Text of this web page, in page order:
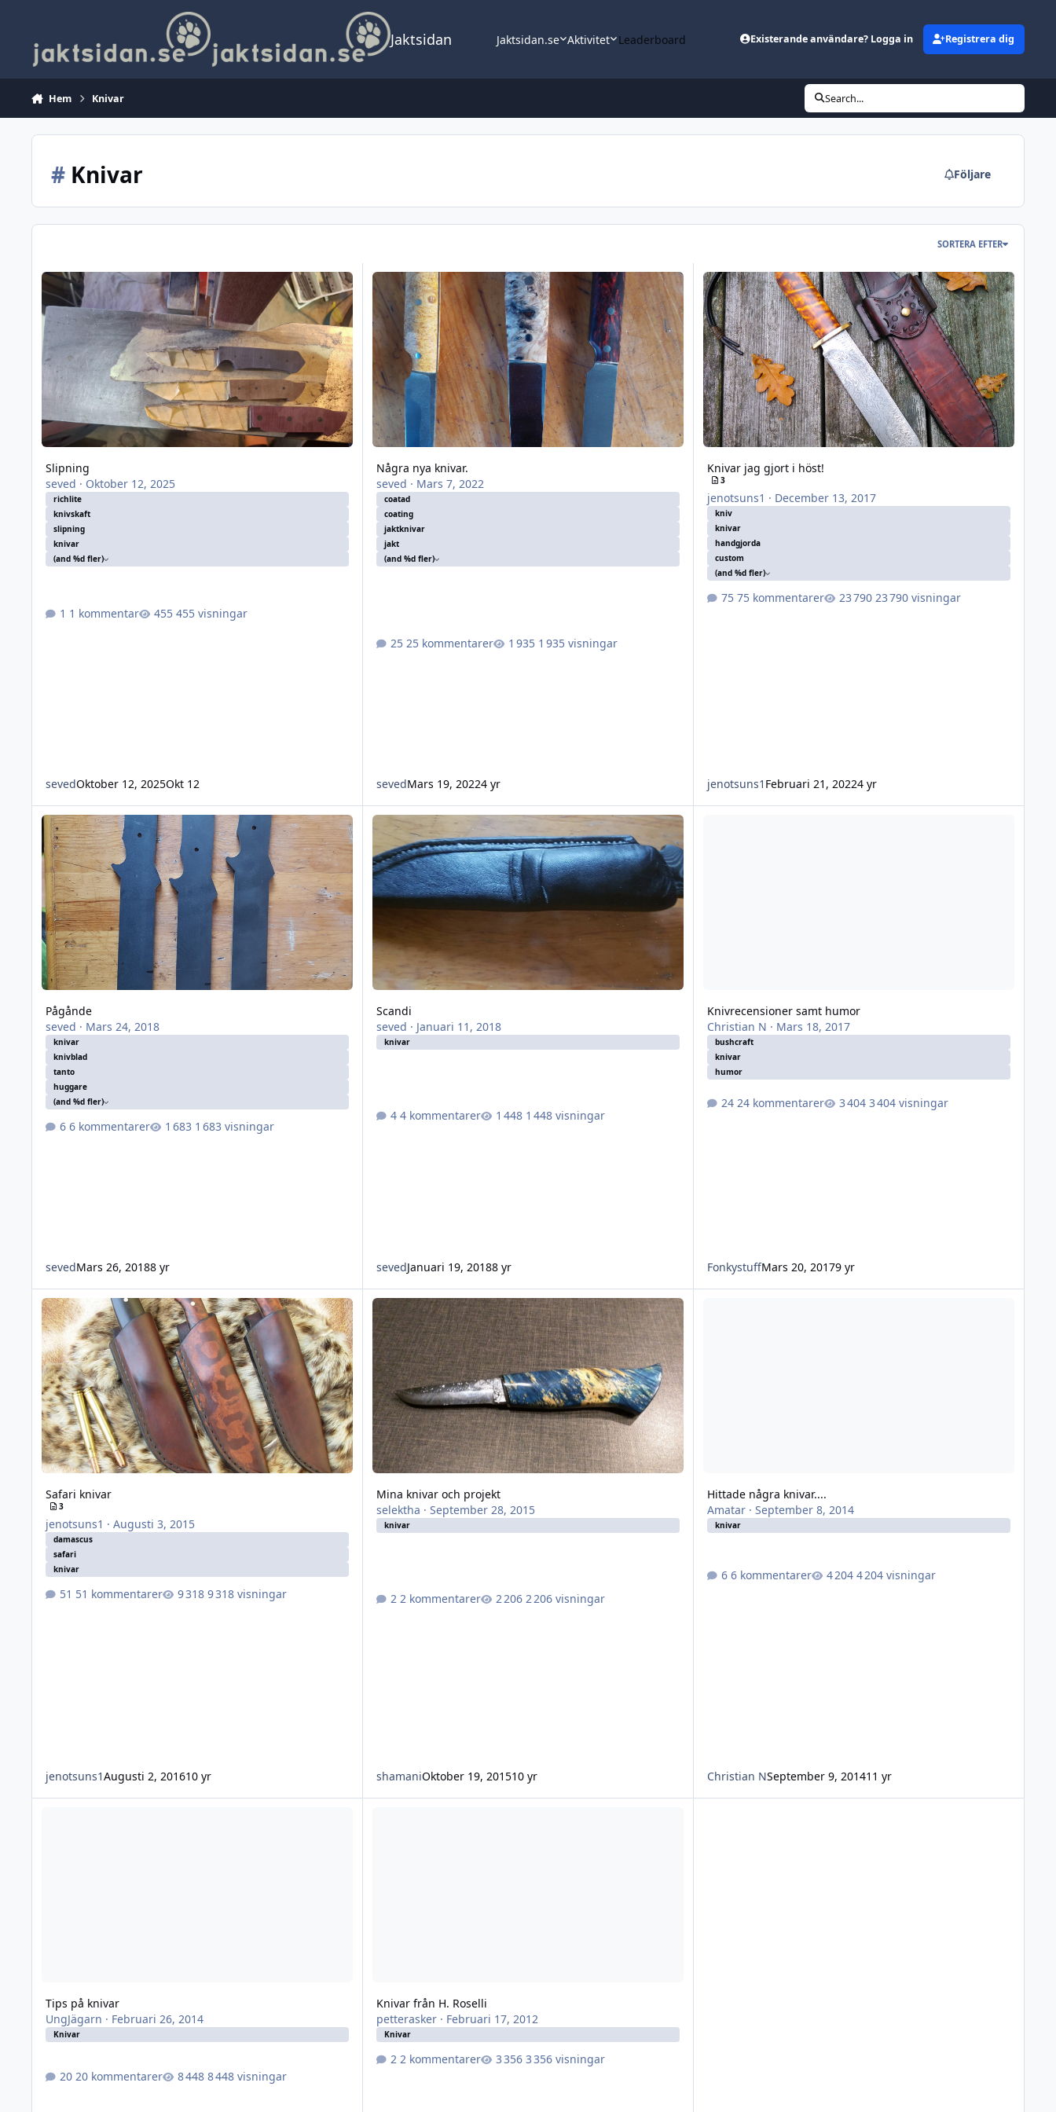
Jaktsidan Jaktsidan.se Aktivitet Leaderboard Existerande användare? Logga in Registrera dig
Hem Knivar Search...
#Knivar Följare
SORTERA EFTER
Slipning
Slipning
seved · Oktober 12, 2025
richlite
knivskaft
slipning
knivar
(and %d fler)
1 kommentar 455 visningar
sevedOktober 12, 2025Okt 12
Några nya knivar.
Några nya knivar.
seved · Mars 7, 2022
coatad
coating
jaktknivar
jakt
(and %d fler)
25 kommentarer 1 935 visningar
sevedMars 19, 20224 yr
Knivar jag gjort i höst!
Knivar jag gjort i höst!
3
jenotsuns1 · December 13, 2017
kniv
knivar
handgjorda
custom
(and %d fler)
75 kommentarer 23 790 visningar
jenotsuns1 Februari 21, 20224 yr
Pågånde
Pågånde
seved · Mars 24, 2018
knivar
knivblad
tanto
huggare
(and %d fler)
6 kommentarer 1 683 visningar
sevedMars 26, 20188 yr
Scandi
Scandi
seved · Januari 11, 2018
knivar
4 kommentarer 1 448 visningar
sevedJanuari 19, 20188 yr
Knivrecensioner samt humor
Christian N · Mars 18, 2017
bushcraft
knivar
humor
24 kommentarer 3 404 visningar
FonkystuffMars 20, 20179 yr
Safari knivar
Safari knivar
3
jenotsuns1 · Augusti 3, 2015
damascus
safari
knivar
51 kommentarer 9 318 visningar
jenotsuns1Augusti 2, 201610 yr
Mina knivar och projekt
Mina knivar och projekt
selektha · September 28, 2015
knivar
2 kommentarer 2 206 visningar
shamaniOktober 19, 201510 yr
Hittade några knivar....
Amatar· September 8, 2014
knivar
6 kommentarer 4 204 visningar
Christian NSeptember 9, 201411 yr
Tips på knivar
UngJägarn · Februari 26, 2014
Knivar
20 kommentarer 8 448 visningar
Knivar från H. Roselli
petterasker· Februari 17, 2012
Knivar
2 kommentarer 3 356 visningar